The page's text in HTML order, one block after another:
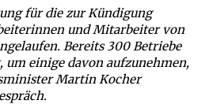
für die zur Kündigung
und Mitarbeiter von
Bereits 300 Betriebe
um einige davon aufzunehmen,
Martin Kocher